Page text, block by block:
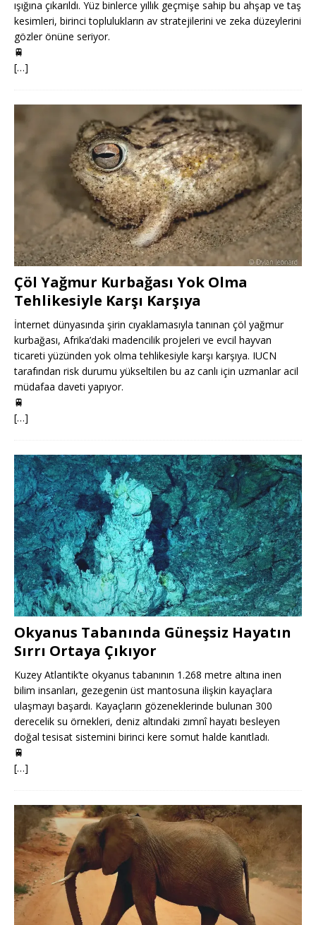
ışığına çıkarıldı. Yüz binlerce yıllık geçmişe sahip bu ahşap ve taş
kesimleri, birinci toplulukların av stratejilerini ve zeka düzeylerini
gözler önüne seriyor.
🚆
[…]
Çöl Yağmur Kurbağası Yok Olma
Tehlikesiyle Karşı Karşıya
İnternet dünyasında şirin cıyaklamasıyla tanınan çöl yağmur
kurbağası, Afrika’daki madencilik projeleri ve evcil hayvan
ticareti yüzünden yok olma tehlikesiyle karşı karşıya. IUCN
tarafından risk durumu yükseltilen bu az canlı için uzmanlar acil
müdafaa daveti yapıyor.
🚆
[…]
Okyanus Tabanında Güneşsiz Hayatın
Sırrı Ortaya Çıkıyor
Kuzey Atlantik’te okyanus tabanının 1.268 metre altına inen
bilim insanları, gezegenin üst mantosuna ilişkin kayaçlara
ulaşmayı başardı. Kayaçların gözeneklerinde bulunan 300
derecelik su örnekleri, deniz altındaki zımnî hayatı besleyen
doğal tesisat sistemini birinci kere somut halde kanıtladı.
🚆
[…]